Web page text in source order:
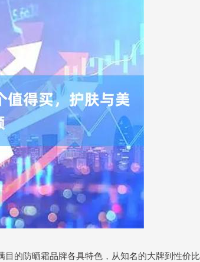
的防晒霜品牌各具特色，从知名的大牌到性价比